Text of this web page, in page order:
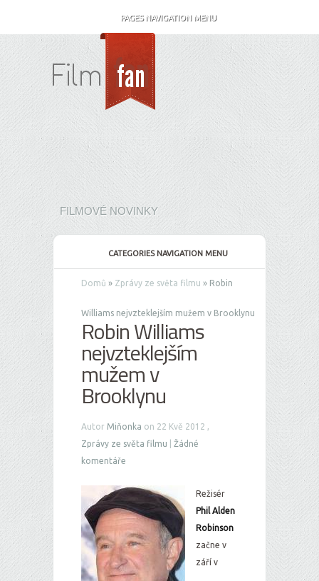
PAGES NAVIGATION MENU
FILMOVÉ NOVINKY
CATEGORIES NAVIGATION MENU
Domů » Zprávy ze světa filmu » Robin
Williams nejvzteklejším mužem v Brooklynu
Robin Williams
nejvzteklejším
mužem v
Brooklynu
Autor Miňonka on 22 Kvě 2012 ,
Zprávy ze světa filmu
Žádné
komentáře
Režisér
Phil Alden
Robinson
začne v
září v